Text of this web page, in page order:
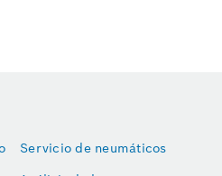
Servicio de neumáticos